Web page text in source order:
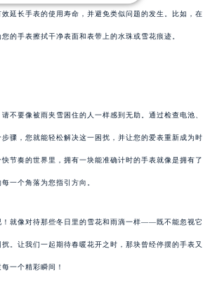
延长手表的使用寿命，并避免类似问题的发生。比如，在
的手表擦拭干净表面和表带上的水珠或雪花痕迹。
不要像被雨夹雪困住的人一样感到无助。通过检查电池、
骤，您就能轻松解决这一困扰，并让您的爱表重新成为时
节奏的世界里，拥有一块能准确计时的手表就像是拥有了
一个角落为您指引方向。
！就像对待那些冬日里的雪花和雨滴一样——既不能忽视它
。让我们一起期待春暖花开之时，那块曾经停摆的手表又
一个精彩瞬间！